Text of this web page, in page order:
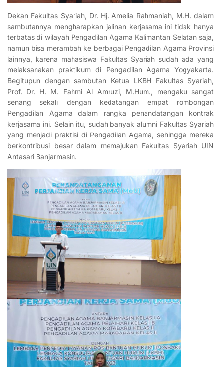
Dekan Fakultas Syariah, Dr. Hj. Amelia Rahmaniah, M.H. dalam
sambutannya mengharapkan jalinan kerjasama ini tidak hanya
terbatas di wilayah Pengadilan Agama Kalimantan Selatan saja,
namun bisa merambah ke berbagai Pengadilan Agama Provinsi
lainnya, karena mahasiswa Fakultas Syariah sudah ada yang
melaksanakan praktikum di Pengadilan Agama Yogyakarta.
Begitupun dengan sambutan Ketua LKBH Fakultas Syariah,
Prof. Dr. H. M. Fahmi Al Amruzi, M.Hum., mengaku sangat
senang sekali dengan kedatangan empat rombongan
Pengadilan Agama dalam rangka penandatangan kontrak
kerjasama ini. Selain itu, sudah banyak alumni Fakultas Syariah
yang menjadi praktisi di Pengadilan Agama, sehingga mereka
berkontribusi besar dalam memajukan Fakultas Syariah UIN
Antasari Banjarmasin.